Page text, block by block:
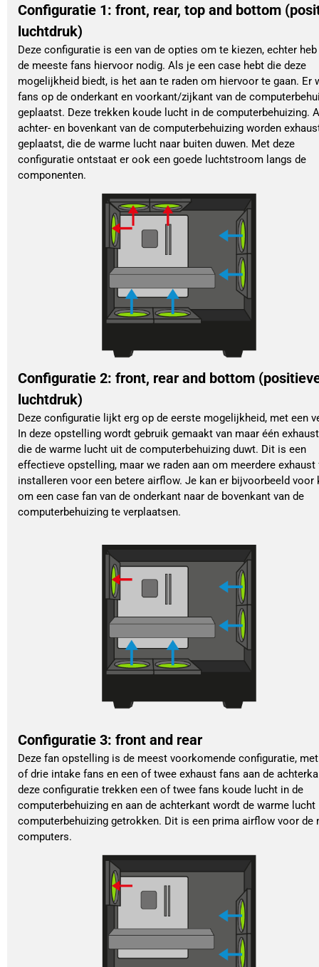
Configuratie 1: front, rear, top and bottom
luchtdruk)
Deze configuratie is een van de opties om te kiezen, echter
de meeste fans hiervoor nodig. Als je een case hebt die deze
mogelijkheid biedt, is het aan te raden om hiervoor te gaan. Er
fans op de onderkant en voorkant/zijkant van de
geplaatst. Deze trekken koude lucht in de computerbehuizing.
achter- en bovenkant van de computerbehuizing worden
geplaatst, die de warme lucht naar buiten duwen. Met deze
configuratie ontstaat er ook een goede luchtstroom langs de
componenten.
Configuratie 2: front, rear and bottom
luchtdruk)
Deze configuratie lijkt erg op de eerste mogelijkheid, met een
In deze opstelling wordt gebruik gemaakt van maar één
die de warme lucht uit de computerbehuizing duwt. Dit is een
effectieve opstelling, maar we raden aan om meerdere exhaust
installeren voor een betere airflow. Je kan er bijvoorbeeld voor
om een case fan van de onderkant naar de bovenkant van de
computerbehuizing te verplaatsen.
Configuratie 3: front and rear
Deze fan opstelling is de meest voorkomende configuratie,
of drie intake fans en een of twee exhaust fans aan de
deze configuratie trekken een of twee fans koude lucht in de
computerbehuizing en aan de achterkant wordt de warme lucht
computerbehuizing getrokken. Dit is een prima airflow voor de
computers.